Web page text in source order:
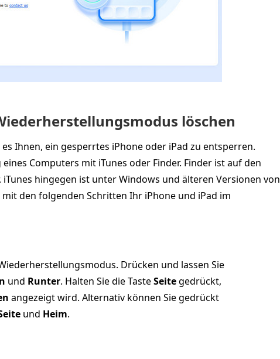
löschen
Ihnen, ein gesperrtes iPhone oder iPad zu entsperren.
Computers mit iTunes oder Finder. Finder ist auf den
hingegen ist unter Windows und älteren Versionen von
mit den folgenden Schritten Ihr iPhone und iPad im
Drücken und lassen Sie
und Runter. Halten Sie die TasteSeitegedrückt,
angezeigt wird. Alternativ können Sie gedrückt
und Heim.